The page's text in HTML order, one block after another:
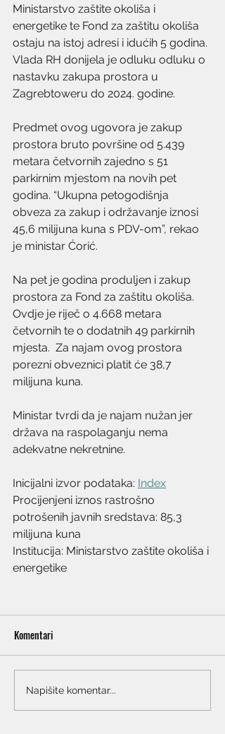
Ministarstvo zaštite okoliša i
energetike te Fond za zaštitu okoliša
ostaju na istoj adresi i idućih 5 godina.
Vlada RH donijela je odluku odluku o
nastavku zakupa prostora u
Zagrebtoweru do 2024. godine.
Predmet ovog ugovora je zakup
prostora bruto površine od 5.439
metara četvornih zajedno s 51
parkirnim mjestom na novih pet
godina. “Ukupna petogodišnja
obveza za zakup i održavanje iznosi
45,6 milijuna kuna s PDV-om”, rekao
je ministar Ćorić.
Na pet je godina produljen i zakup
prostora za Fond za zaštitu okoliša.
Ovdje je riječ o 4.668 metara
četvornih te o dodatnih 49 parkirnih
mjesta.  Za najam ovog prostora
porezni obveznici platit će 38,7
milijuna kuna.
Ministar tvrdi da je najam nužan jer
država na raspolaganju nema
adekvatne nekretnine.
Inicijalni izvor podataka: Index
Procijenjeni iznos rastrošno
potrošenih javnih sredstava: 85,3
milijuna kuna
Institucija: Ministarstvo zaštite okoliša i
energetike
Komentari
Napišite komentar...